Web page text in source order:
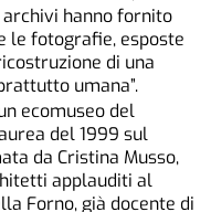
archivi hanno fornito
le fotografie, esposte
di una
umana”.
ecomuseo del
del 1999 sul
da Cristina Musso,
applauditi al
Forno, già docente di